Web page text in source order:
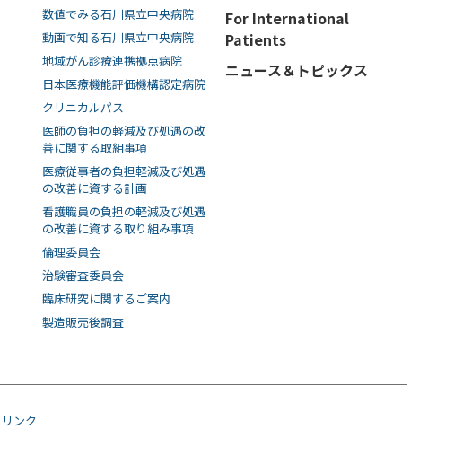
数値でみる石川県立中央病院
動画で知る⽯川県⽴中央病院
地域がん診療連携拠点病院
日本医療機能評価機構認定病院
クリニカルパス
医師の負担の軽減及び処遇の改
善に関する取組事項
医療従事者の負担軽減及び処遇
の改善に資する計画
看護職員の負担の軽減及び処遇
の改善に資する取り組み事項
倫理委員会
治験審査委員会
臨床研究に関するご案内
製造販売後調査
For International
Patients
ニュース＆トピックス
リンク